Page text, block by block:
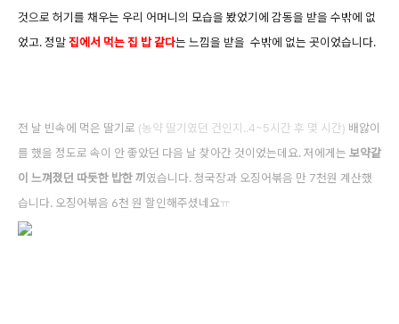
것으로 허기를 채우는 우리 어머니의 모습을 봤었기에 감동을 받을 수밖에 없
었고. 정말집에서 먹는 집 밥 같다는 느낌을 받을 수밖에 없는 곳이었습니다.
전 날 빈속에 먹은 딸기로 (농약 딸기였던 건인지..4~5시간 후 몇 시간) 배앓이
를 했을 정도로 속이 안 좋았던 다음 날 찾아간 것이었는데요. 저에게는 보약같
이 느껴졌던 따듯한 밥한 끼 였습니다. 청국장과 오징어볶음 만 7천원 계산했
습니다. 오징어볶음 6천 원 할인해주셨네요ㅠ